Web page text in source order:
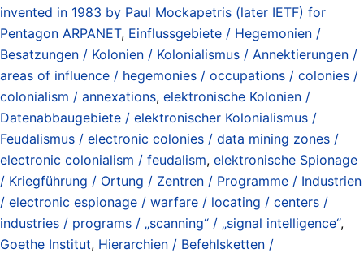
invented in 1983 by Paul Mockapetris (later IETF) for
Pentagon ARPANET, Einflussgebiete / Hegemonien /
Besatzungen / Kolonien / Kolonialismus / Annektierungen /
areas of influence / hegemonies / occupations / colonies /
colonialism / annexations, elektronische Kolonien /
Datenabbaugebiete / elektronischer Kolonialismus /
Feudalismus / electronic colonies / data mining zones /
electronic colonialism / feudalism, elektronische Spionage
/ Kriegführung / Ortung / Zentren / Programme / Industrien
/ electronic espionage / warfare / locating / centers /
industries / programs / „scanning“ / „signal intelligence“,
Goethe Institut, Hierarchien / Befehlsketten /